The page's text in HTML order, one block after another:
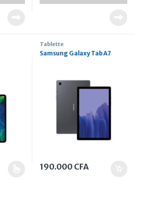
de prix : 750.000 CFA à 980.000
variations. Les options peuvent
Tablette
Samsung Galaxy Tab A7
190.000 CFA